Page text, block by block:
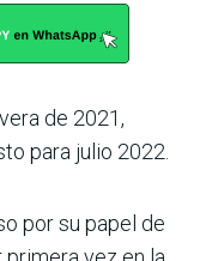
de 2021,
para julio 2022.
por su papel de